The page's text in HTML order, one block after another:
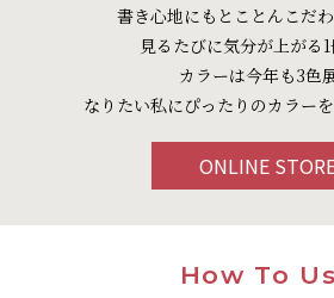
書き心地にもとことんこだ
見るたびに気分が上がる1
カラーは今年も3色
なりたい私にぴったりのカラー
ONLINE
How To